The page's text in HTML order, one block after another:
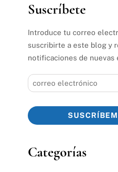
Suscríbete
Introduce tu correo
suscribirte a este blog y
notificaciones de nuevas
correo
electrónico
Categorías